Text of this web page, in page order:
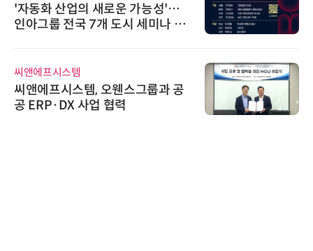
'자동화 산업의 새로운 가능성'…
인아그룹 전국 7개 도시 세미나 페
씨앤에프시스템
씨앤에프시스템, 오웬스그룹과 공
공 ERP·DX 사업 협력